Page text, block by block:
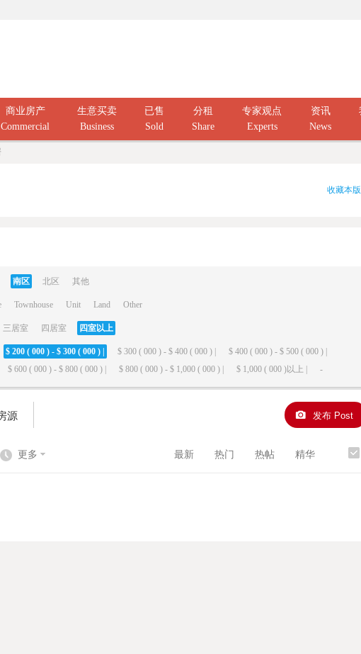
商业房产
Commercial
生意买卖
Business
已售
Sold
分租
Share
专家观点
Experts
资讯
News
收藏本版
南区 北区 其他
Townhouse Unit Land Other
三居室 四居室 四室以上
$ 200 ( 000 ) - $ 300 ( 000 ) | $ 300 ( 000 ) - $ 400 ( 000 ) |
$ 400 ( 000 ) - $ 500 ( 000 ) |
$ 600 ( 000 ) - $ 800 ( 000 ) | $ 800 ( 000 ) - $ 1,000 ( 000 ) | $ 1,000 ( 000 )以上 | -
源 发布 Post
更多 最新 热门 热帖 精华